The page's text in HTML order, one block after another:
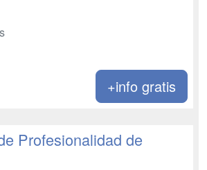
+info gratis
Profesionalidad de